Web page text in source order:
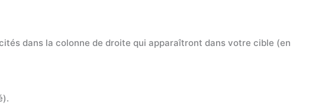
dans la colonne de droite qui apparaîtront dans votre cible (en